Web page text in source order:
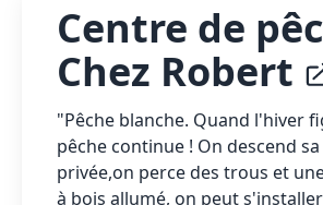
Centre de
Chez Robert
"Pêche blanche. Quand l'hiver
pêche continue ! On descend
privée,on perce des trous et
à bois allumé, on peut